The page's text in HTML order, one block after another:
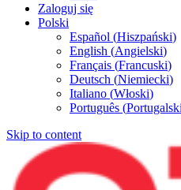
Zaloguj się
Polski
Español (Hiszpański)
English (Angielski)
Français (Francuski)
Deutsch (Niemiecki)
Italiano (Włoski)
Português (Portugalski
Skip to content